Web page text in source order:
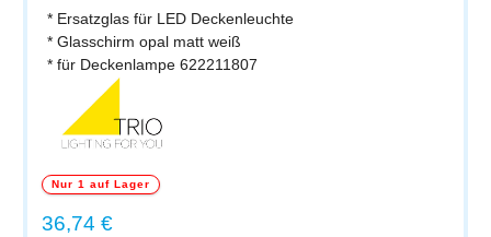
* Ersatzglas für LED Deckenleuchte
* Glasschirm opal matt weiß
* für Deckenlampe 622211807
Nur 1 auf Lager
Regulärer Preis:
36,74 €